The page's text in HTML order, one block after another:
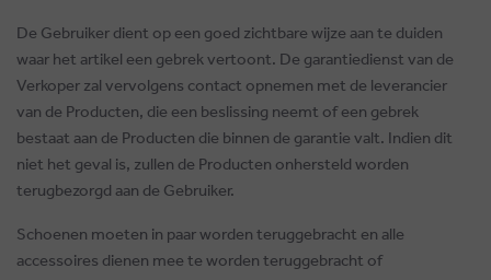
De Gebruiker dient op een goed zichtbare wijze aan te duiden
waar het artikel een gebrek vertoont. De garantiedienst van de
Verkoper zal vervolgens contact opnemen met de leverancier
van de Producten, die een beslissing neemt of een gebrek
bestaat aan de Producten die binnen de garantie valt. Indien dit
niet het geval is, zullen de Producten onhersteld worden
terugbezorgd aan de Gebruiker.
Schoenen moeten in paar worden teruggebracht en alle
accessoires dienen mee te worden teruggebracht of